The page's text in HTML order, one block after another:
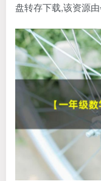
盘转存下载,该资源